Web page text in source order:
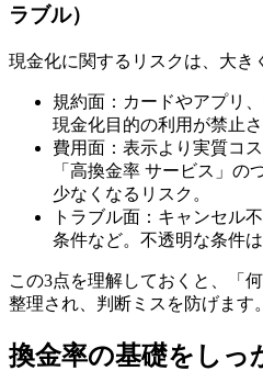
ラブル）
現金化に関するリスクは、大き
規約面：カードやアプリ
現金化目的の利用が禁止
費用面：表示より実質コ
「高換金率 サービス」の
少なくなるリスク。
トラブル面：キャンセル
条件など。不透明な条件
この3点を理解しておくと、「
整理され、判断ミスを防げます。
換金率の基礎をしっ